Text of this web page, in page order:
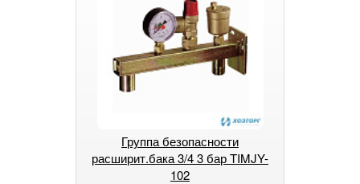
Группа безопасности
расширит.бака 3/4 3 бар TIMJY-
102